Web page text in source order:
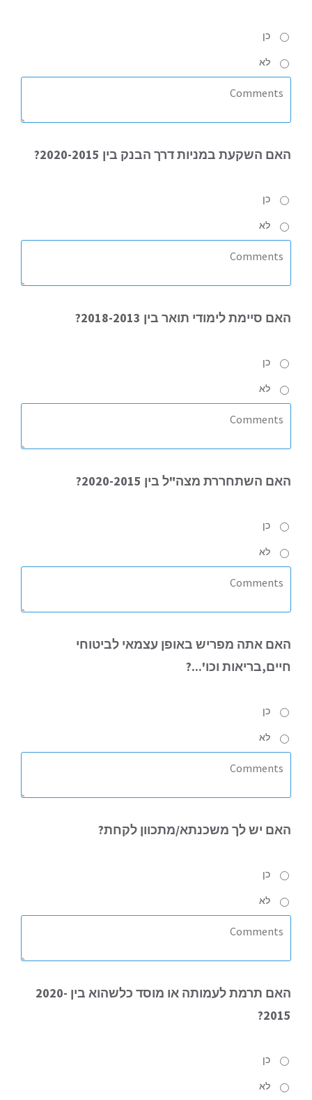
כן
לא
האם השקעת במניות דרך הבנק בין 2020-2015?
כן
לא
האם סיימת לימודי תואר בין 2018-2013?
כן
לא
האם השתחררת מצה"ל בין 2020-2015?
כן
לא
האם אתה מפריש באופן עצמאי לביטוחי
חיים,בריאות וכו'...?
כן
לא
האם יש לך משכנתא/מתכוון לקחת?
כן
לא
האם
תרמת לעמותה או מוסד כלשהוא בין 2020-
2015?
כן
לא